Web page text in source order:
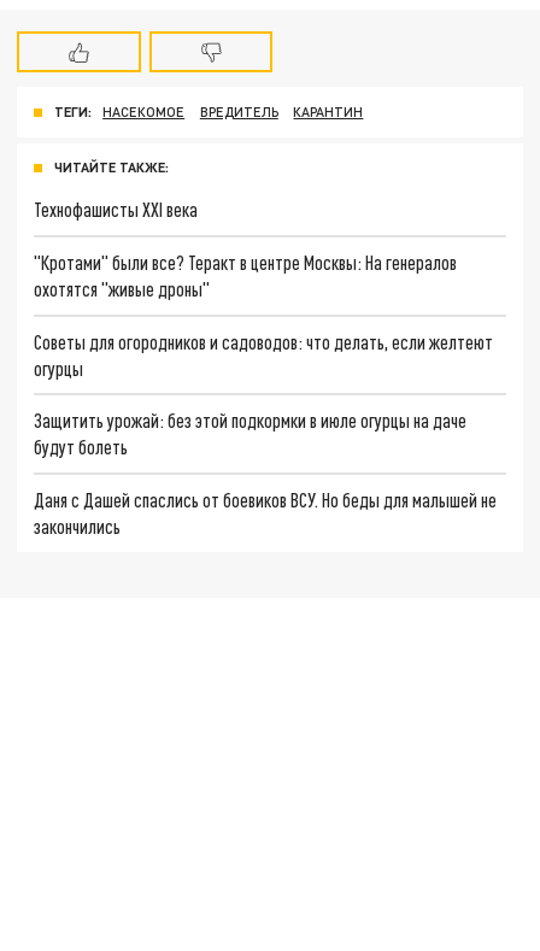
ТЕГИ: НАСЕКОМОЕ ВРЕДИТЕЛЬ КАРАНТИН
ЧИТАЙТЕ ТАКЖЕ:
Технофашисты XXI века
"Кротами" были все? Теракт в центре Москвы: На генералов
охотятся "живые дроны"
Советы для огородников и садоводов: что делать, если желтеют
огурцы
Защитить урожай: без этой подкормки в июле огурцы на даче
будут болеть
Даня с Дашей спаслись от боевиков ВСУ. Но беды для малышей не
закончились